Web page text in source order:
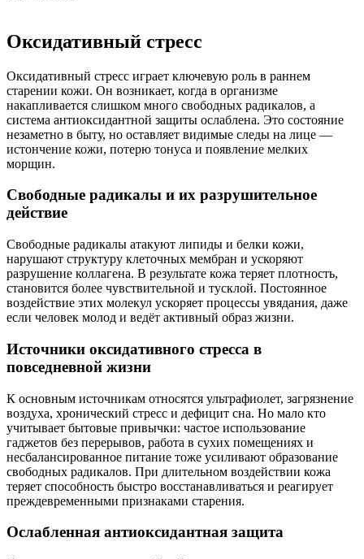
Оксидативный стресс
Оксидативный стресс играет ключевую роль в раннем
старении кожи. Он возникает, когда в организме
накапливается слишком много свободных радикалов, а
система антиоксидантной защиты ослаблена. Это состояние
незаметно в быту, но оставляет видимые следы на лице —
истончение кожи, потерю тонуса и появление мелких
морщин.
Свободные радикалы и их разрушительное
действие
Свободные радикалы атакуют липиды и белки кожи,
нарушают структуру клеточных мембран и ускоряют
разрушение коллагена. В результате кожа теряет плотность,
становится более чувствительной и тусклой. Постоянное
воздействие этих молекул ускоряет процессы увядания, даже
если человек молод и ведёт активный образ жизни.
Источники оксидативного стресса в
повседневной жизни
К основным источникам относятся ультрафиолет, загрязнение
воздуха, хронический стресс и дефицит сна. Но мало кто
учитывает бытовые привычки: частое использование
гаджетов без перерывов, работа в сухих помещениях и
несбалансированное питание тоже усиливают образование
свободных радикалов. При длительном воздействии кожа
теряет способность быстро восстанавливаться и реагирует
преждевременными признаками старения.
Ослабленная антиоксидантная защита